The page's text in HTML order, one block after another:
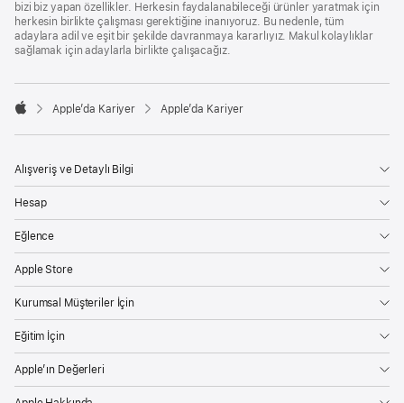
bizi biz yapan özellikler. Herkesin faydalanabileceği ürünler yaratmak için
herkesin birlikte çalışması gerektiğine inanıyoruz. Bu nedenle, tüm
adaylara adil ve eşit bir şekilde davranmaya kararlıyız. Makul kolaylıklar
sağlamak için adaylarla birlikte çalışacağız.

Apple’da Kariyer Apple’da Kariyer
Alışveriş ve Detaylı Bilgi
Hesap
Eğlence
Apple Store
Kurumsal Müşteriler İçin
Eğitim İçin
Apple’ın Değerleri